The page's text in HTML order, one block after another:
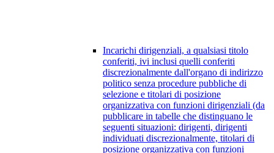
Incarichi dirigenziali, a qualsiasi titolo
conferiti, ivi inclusi quelli conferiti
discrezionalmente dall'organo di indirizzo
politico senza procedure pubbliche di
selezione e titolari di posizione
organizzativa con funzioni dirigenziali (da
pubblicare in tabelle che distinguano le
seguenti situazioni: dirigenti, dirigenti
individuati discrezionalmente, titolari di
posizione organizzativa con funzioni